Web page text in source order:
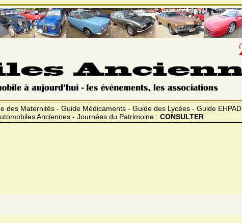
Maternités - Guide Médicaments - Guide des Lycées - Guide EHPAD
Anciennes - Journées du Patrimoine : CONSULTER